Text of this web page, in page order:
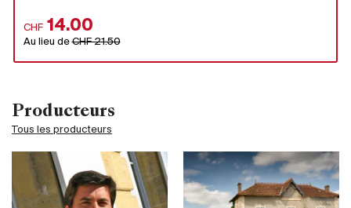
Producteurs
Tous les producteurs
CHF 14.00
Au lieu deCHF 21.50